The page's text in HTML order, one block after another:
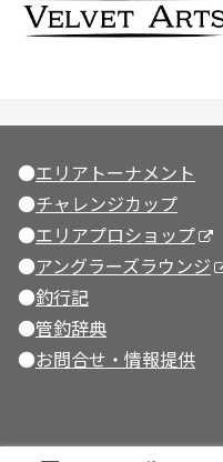
●エリアトーナメント
●チャレンジカップ
●エリアプロショップ
●アングラーズラウンジ
●釣行記
●管釣辞典
●お問合せ・情報提供